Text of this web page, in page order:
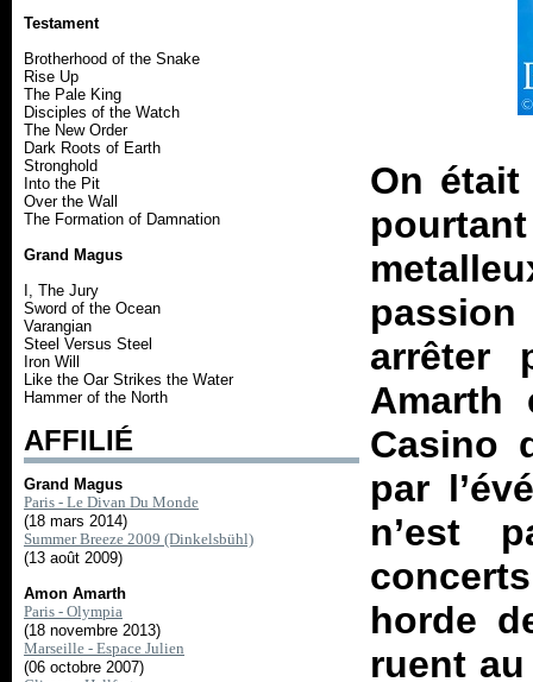
Testament
Brotherhood of the Snake
Rise Up
The Pale King
Disciples of the Watch
The New Order
Dark Roots of Earth
Stronghold
Into the Pit
Over the Wall
The Formation of Damnation
Grand Magus
I, The Jury
Sword of the Ocean
Varangian
Steel Versus Steel
Iron Will
Like the Oar Strikes the Water
Hammer of the North
AFFILIÉ
Grand Magus
Paris - Le Divan Du Monde
(18 mars 2014)
Summer Breeze 2009 (Dinkelsbühl)
(13 août 2009)
Amon Amarth
Paris - Olympia
(18 novembre 2013)
Marseille - Espace Julien
(06 octobre 2007)
On
arrêter
Amarth
Casino
par
n’est
horde
ruent